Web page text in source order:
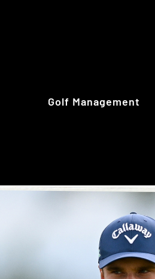
Golf Management